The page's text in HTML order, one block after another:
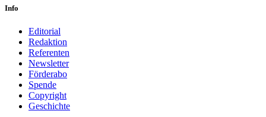
Info
Editorial
Redaktion
Referenten
Newsletter
Förderabo
Spende
Copyright
Geschichte